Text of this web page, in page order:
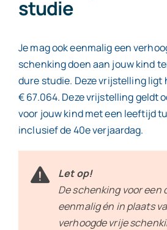
studie
Je mag ook eenmalig een
schenking doen aan jouw kind
dure studie. Deze vrijstelling ligt
€ 67.064. Deze vrijstelling geldt
voor jouw kind met een leeftijd
inclusief de 40e verjaardag.
Let op!
De schenking voor een
eenmalig én in plaats
verhoogde vrije